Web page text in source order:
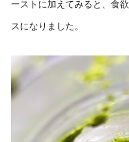
ーストに加えてみると、食
スになりました。